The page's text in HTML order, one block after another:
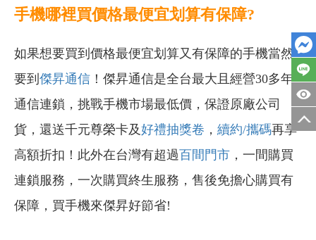
手機哪裡買價格最便宜划算有保障?
如果想要買到價格最便宜划算又有保障的手機當然
要到 傑昇通信 ！傑昇通信是全台最大且經營30多年
通信連鎖，挑戰手機市場最低價，保證原廠公司
貨，還送千元尊榮卡及好禮抽獎卷 ， 續約/攜碼再享
高額折扣！此外在台灣有超過百間門市 ，一間購買
連鎖服務，一次購買終生服務，售後免擔心購買有
保障，買手機來傑昇好節省!